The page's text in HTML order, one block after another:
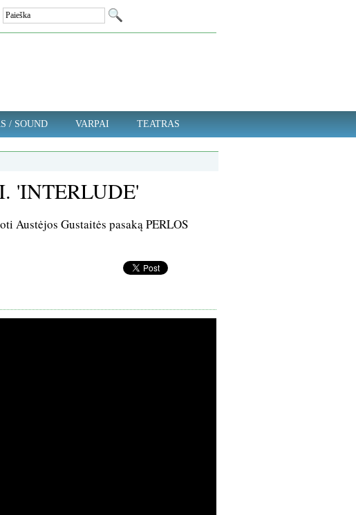
/ SOUND VARPAI TEATRAS
'INTERLUDE'
Austėjos Gustaitės pasaką PERLOS